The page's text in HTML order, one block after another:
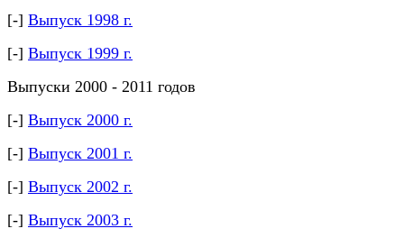
[-] Выпуск 1998 г.
[-] Выпуск 1999 г.
Выпуски 2000 - 2011 годов
[-] Выпуск 2000 г.
[-] Выпуск 2001 г.
[-] Выпуск 2002 г.
[-] Выпуск 2003 г.